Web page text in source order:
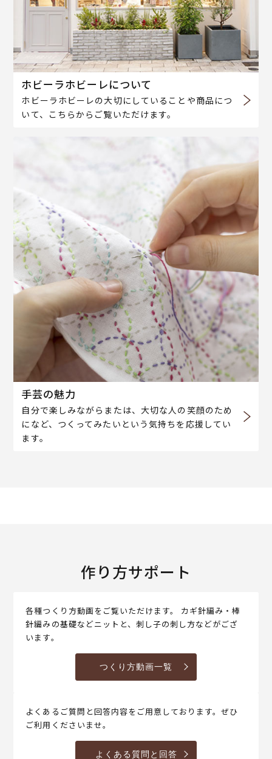
ホビーラホビーレについて
ホビーラホビーレの大切にしていることや商品につ
いて、こちらからご覧いただけます。
手芸の魅力
自分で楽しみながらまたは、大切な人の笑顔のため
になど、つくってみたいという気持ちを応援してい
ます。
作り方サポート
各種つくり方動画をご覧いただけます。 カギ針編み・棒
針編みの基礎などニットと、刺し子の刺し方などがござ
います。
つくり方動画一覧
よくあるご質問と回答内容をご用意しております。ぜひ
ご利用くださいませ。
よくある質問と回答